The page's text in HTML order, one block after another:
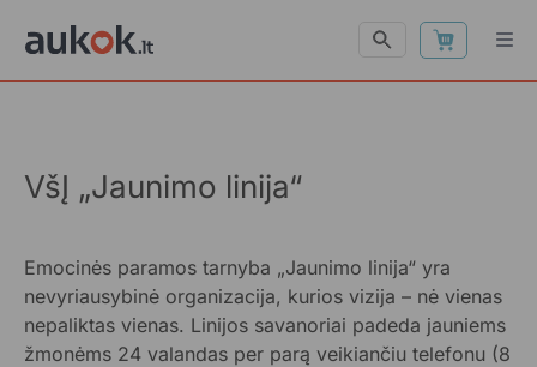
VšĮ „Jaunimo linija“
Emocinės paramos tarnyba „Jaunimo linija“ yra
nevyriausybinė organizacija, kurios vizija – nė vienas
nepaliktas vienas. Linijos savanoriai padeda jauniems
žmonėms 24 valandas per parą veikiančiu telefonu (8